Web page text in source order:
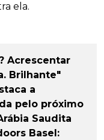
ela.
Acrescentar
Brilhante"
a
pelo próximo
Saudita
Basel: